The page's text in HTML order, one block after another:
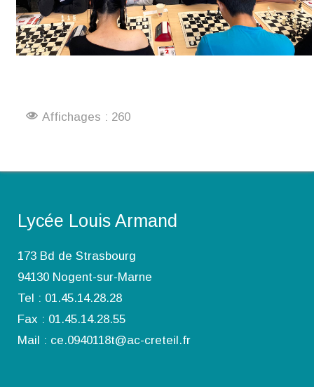
Affichages : 260
Lycée Louis Armand
173 Bd de Strasbourg
94130 Nogent-sur-Marne
Tel : 01.45.14.28.28
Fax : 01.45.14.28.55
Mail : ce.0940118t@ac-creteil.fr